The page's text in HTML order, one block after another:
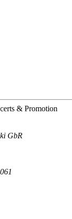
& Promotion
GbR